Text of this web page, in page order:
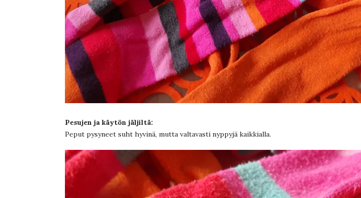
Pesujen ja käytön jäljiltä:
Peput pysyneet suht hyvinä, mutta valtavasti nyppyjä kaikkialla.